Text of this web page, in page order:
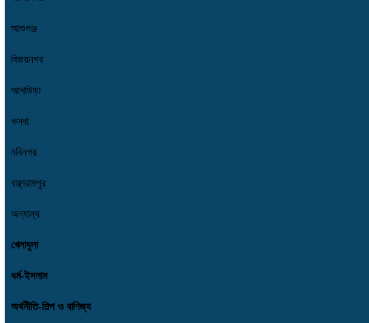
আশুগঞ্জ
বিজয়নগর
আখাউড়া
কসবা
নবিনগর
বাঞ্ছারামপুর
অন্যান্য
খেলাধুলা
ধর্ম-ইসলাম
অর্থনীতি-শিল্প ও বাণিজ্য